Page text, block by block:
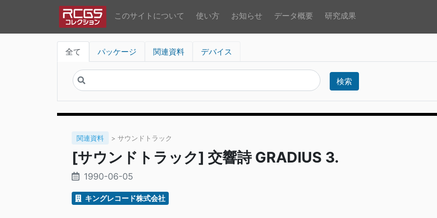
このサイトについて 使い方 お知らせ データ概要 研究成果
全て パッケージ 関連資料 デバイス
検索
関連資料 > サウンドトラック
[サウンドトラック] 交響詩 GRADIUS 3.
1990-06-05
キングレコード株式会社